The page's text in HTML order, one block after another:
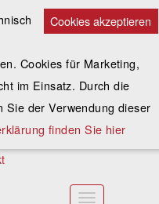
Toggle
Cookies akzeptieren
Cookies für Marketing,
im Einsatz. Durch die
Sie der Verwendung dieser
finden Sie hier